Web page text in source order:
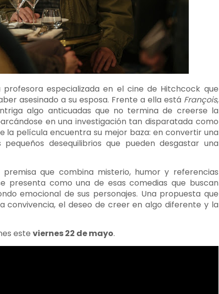
profesora especializada en el cine de Hitchcock que
asesinado a su esposa. Frente a ella está François,
algo anticuadas que no termina de creerse la
en una investigación tan disparatada como
la película encuentra su mejor baza: en convertir una
desequilibrios que pueden desgastar una
que combina misterio, humor y referencias
presenta como una de esas comedias que buscan
emocional de sus personajes. Una propuesta que
convivencia, el deseo de creer en algo diferente y la
este viernes 22 de mayo.